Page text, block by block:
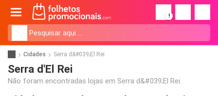
!
Cidades Serra d&#039;El Rei
Serra d'El Rei
Não foram encontradas lojas em Serra d&#039;El Rei.